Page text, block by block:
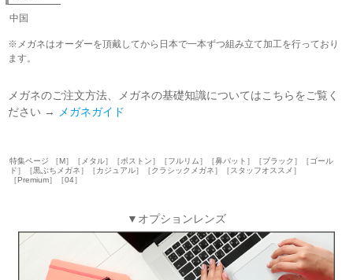
中国
※メガネはオーダーを頂戴してから日本で一本ずつ組み立て加工を行っており
ます。
メガネのご注文方法、メガネの基礎知識についてはこちらをご覧く
ださい →
メガネガイド
特集ページ ［M］［メタル］［ボストン］［フルリム］［鼻パット］［ブラック］［ゴール
ド］［黒ぶちメガネ］［カジュアル］［クラシックメガネ］［スタッフオススメ］
［Premium］［04］
▼オプションレンズ